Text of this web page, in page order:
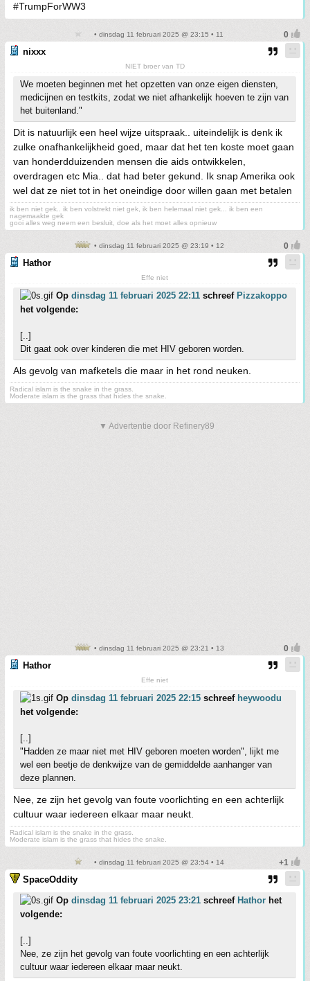
#TrumpForWW3
• dinsdag 11 februari 2025 @ 23:15 • 11
nixxx
NIET broer van TD
We moeten beginnen met het opzetten van onze eigen diensten,
medicijnen en testkits, zodat we niet afhankelijk hoeven te zijn van
het buitenland."
Dit is natuurlijk een heel wijze uitspraak.. uiteindelijk is denk ik
zulke onafhankelijkheid goed, maar dat het ten koste moet gaan
van honderdduizenden mensen die aids ontwikkelen,
overdragen etc Mia.. dat had beter gekund. Ik snap Amerika ook
wel dat ze niet tot in het oneindige door willen gaan met betalen
ik ben niet gek.. ik ben volstrekt niet gek, ik ben helemaal niet gek... ik ben een
nagemaakte gek
gooi alles weg neem een besluit, doe als het moet alles opnieuw
• dinsdag 11 februari 2025 @ 23:19 • 12
Hathor
Effe niet
Op dinsdag 11 februari 2025 22:11 schreef Pizzakoppo
het volgende:
[..]
Dit gaat ook over kinderen die met HIV geboren worden.
Als gevolg van mafketels die maar in het rond neuken.
Radical islam is the snake in the grass.
Moderate islam is the grass that hides the snake.
▼ Advertentie door Refinery89
• dinsdag 11 februari 2025 @ 23:21 • 13
Hathor
Effe niet
Op dinsdag 11 februari 2025 22:15 schreef heywoodu
het volgende:
[..]
"Hadden ze maar niet met HIV geboren moeten worden", lijkt me
wel een beetje de denkwijze van de gemiddelde aanhanger van
deze plannen.
Nee, ze zijn het gevolg van foute voorlichting en een achterlijk
cultuur waar iedereen elkaar maar neukt.
Radical islam is the snake in the grass.
Moderate islam is the grass that hides the snake.
• dinsdag 11 februari 2025 @ 23:54 • 14
SpaceOddity
Op dinsdag 11 februari 2025 23:21 schreef Hathor het
volgende:
[..]
Nee, ze zijn het gevolg van foute voorlichting en een achterlijk
cultuur waar iedereen elkaar maar neukt.